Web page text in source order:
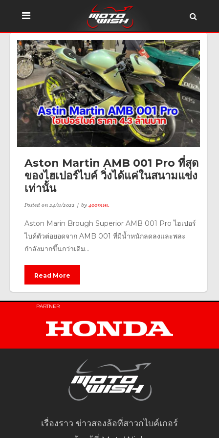
Aston Martin AMB 001 Pro ที่สุด
ของไฮเปอร์ไบค์ วิ่งได้แค่ในสนามแข่ง
เท่านั้น
Posted on24/11/2022 by400mm.
Aston Marin Brough Superior AMB 001 Pro ไฮเปอร์
ไบค์ตัวต่อยอดจาก AMB 001 ที่มีน้ำหนักลดลงและพละ
กำลังมากขึ้นกว่าเดิม...
Read More
PARTNER
เรื่องราว ข่าวสองล้อที่สาวกไบค์เกอร์